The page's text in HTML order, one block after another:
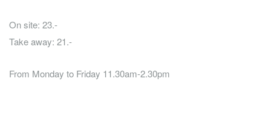
On site: 23.-
Take away: 21.-
From Monday to Friday 11.30am-2.30pm